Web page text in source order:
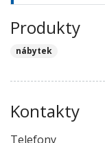
Produkty
nábytek
Kontakty
Telefony